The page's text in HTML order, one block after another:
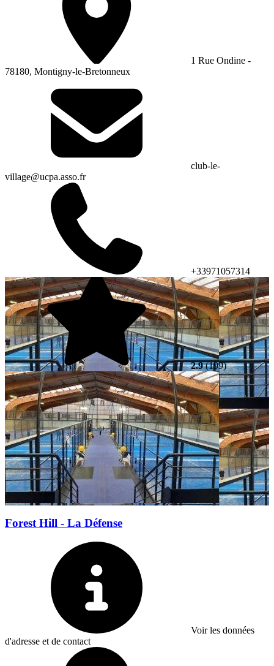
1 Rue Ondine -
78180, Montigny-le-Bretonneux
club-le-
village@ucpa.asso.fr
+33971057314
2.9(199)
Forest Hill - La Défense
Voir les données
d'adresse et de contact